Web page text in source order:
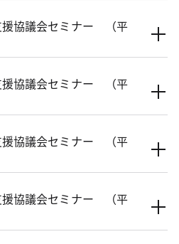
援協議会セミナー （平
援協議会セミナー （平
援協議会セミナー （平
援協議会セミナー （平